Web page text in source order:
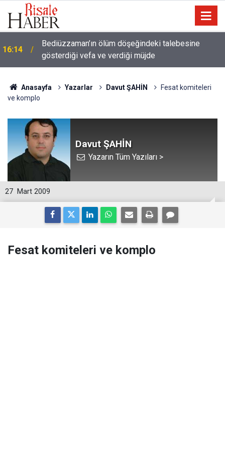
16:14
Bediüzzaman’ın ölüm döşeğindeki talebesine
gösterdiği vefa ve verdiği müjde
Anasayfa Yazarlar Davut ŞAHİN
Fesat komiteleri
ve komplo
Davut ŞAHİN
Yazarın Tüm Yazıları >
27 Mart 2009
Fesat komiteleri ve komplo